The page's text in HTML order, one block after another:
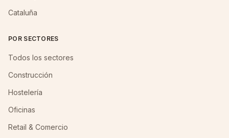
Cataluña
POR SECTORES
Todos los sectores
Construcción
Hostelería
Oficinas
Retail & Comercio